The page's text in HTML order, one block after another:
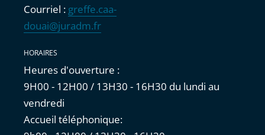
Courriel : greffe.caa-
douai@juradm.fr
HORAIRES
Heures d'ouverture :
9H00 - 12H00 / 13H30 - 16H30 du lundi au
vendredi
Accueil téléphonique: